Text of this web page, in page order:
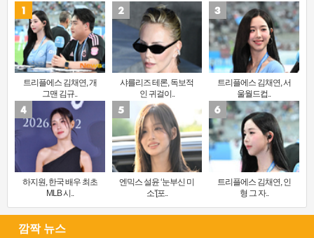
트리플에스 김채연, 개
그맨 김규..
샤를리즈 테론, 독보적
인 귀걸이..
트리플에스 김채연, 서
울월드컵..
하지원, 한국 배우 최초
MLB 시..
엔믹스 설윤 ‘눈부신 미
소’[포..
트리플에스 김채연, 인
형 그 자..
깜짝 뉴스